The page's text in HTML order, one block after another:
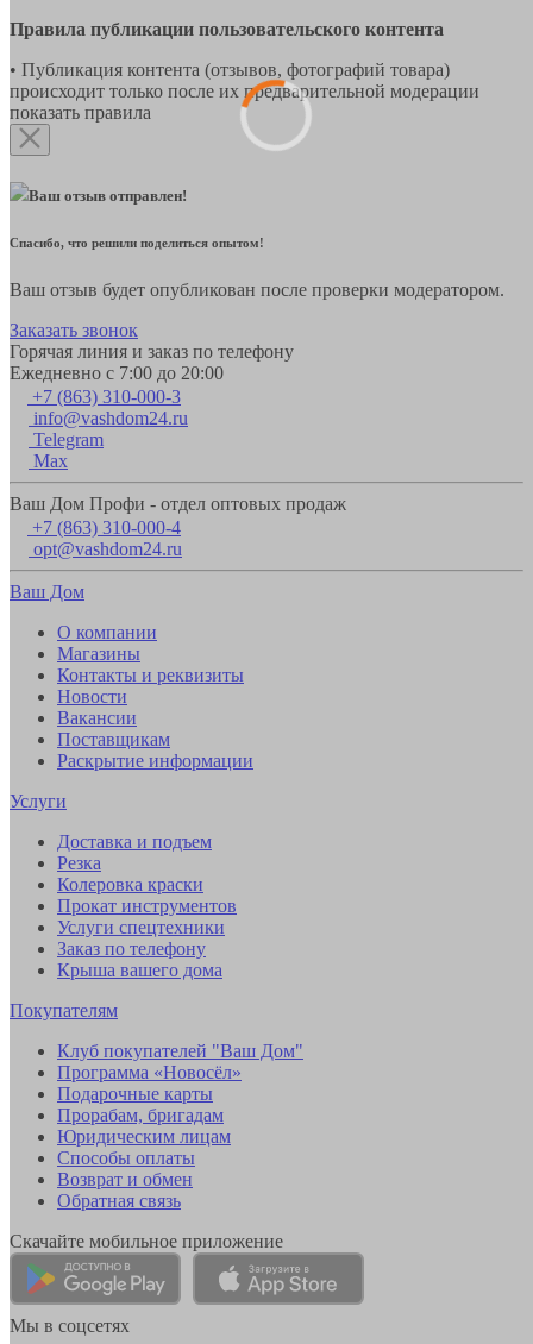
Правила публикации пользовательского контента
• Публикация контента (отзывов, фотографий товара)
происходит только после их предварительной модерации
показать правила
Ваш отзыв отправлен!
Спасибо, что решили поделиться опытом!
Ваш отзыв будет опубликован после проверки модератором.
Заказать звонок
Горячая линия и заказ по телефону
Ежедневно с 7:00 до 20:00
+7 (863) 310-000-3
info@vashdom24.ru
Telegram
Max
Ваш Дом Профи - отдел оптовых продаж
+7 (863) 310-000-4
opt@vashdom24.ru
Ваш Дом
О компании
Магазины
Контакты и реквизиты
Новости
Вакансии
Поставщикам
Раскрытие информации
Услуги
Доставка и подъем
Резка
Колеровка краски
Прокат инструментов
Услуги спецтехники
Заказ по телефону
Крыша вашего дома
Покупателям
Клуб покупателей "Ваш Дом"
Программа «Новосёл»
Подарочные карты
Прорабам, бригадам
Юридическим лицам
Способы оплаты
Возврат и обмен
Обратная связь
Скачайте мобильное приложение
Мы в соцсетях